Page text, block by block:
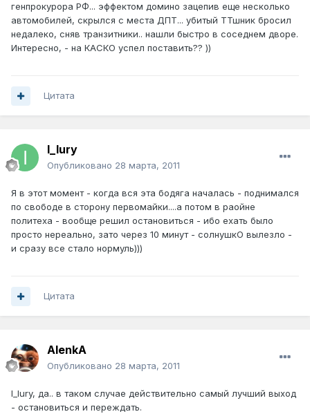
генпрокурора РФ... эффектом домино зацепив еще несколько
автомобилей, скрылся с места ДПТ... убитый ТТшник бросил
недалеко, сняв транзитники.. нашли быстро в соседнем дворе.
Интересно, - на КАСКО успел поставить?? ))
Цитата
I_Iury
Опубликовано 28 марта, 2011
Я в этот момент - когда вся эта бодяга началась - поднимался
по свободе в сторону первомайки....а потом в раойне
политеха - вообще решил остановиться - ибо ехать было
просто нереально, зато через 10 минут - солнушкО вылезло -
и сразу все стало нормуль)))
Цитата
AlenkA
Опубликовано 28 марта, 2011
I_Iury, да.. в таком случае действительно самый лучший выход
- остановиться и переждать.